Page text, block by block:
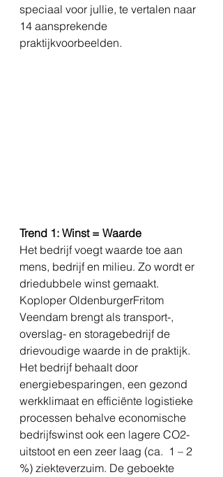
speciaal voor jullie, te vertalen naar
14 aansprekende
praktijkvoorbeelden.
Trend 1: Winst = Waarde
Het bedrijf voegt waarde toe aan
mens, bedrijf en milieu. Zo wordt er
driedubbele winst gemaakt.
Koploper OldenburgerFritom
Veendam brengt als transport-,
overslag- en storagebedrijf de
drievoudige waarde in de praktijk.
Het bedrijf behaalt door
energiebesparingen, een gezond
werkklimaat en efficiënte logistieke
processen behalve economische
bedrijfswinst ook een lagere CO2-
uitstoot en een zeer laag (ca.  1 – 2
%) ziekteverzuim. De geboekte